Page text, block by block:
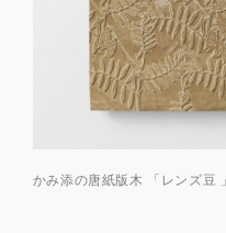
かみ添の唐紙版木 「レンズ豆 」